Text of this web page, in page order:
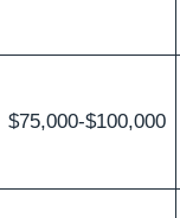
$75,000-$100,000